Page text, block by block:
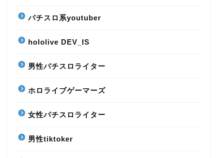
パチスロ系youtuber
hololive DEV_IS
男性パチスロライター
ホロライブゲーマーズ
女性パチスロライター
男性tiktoker